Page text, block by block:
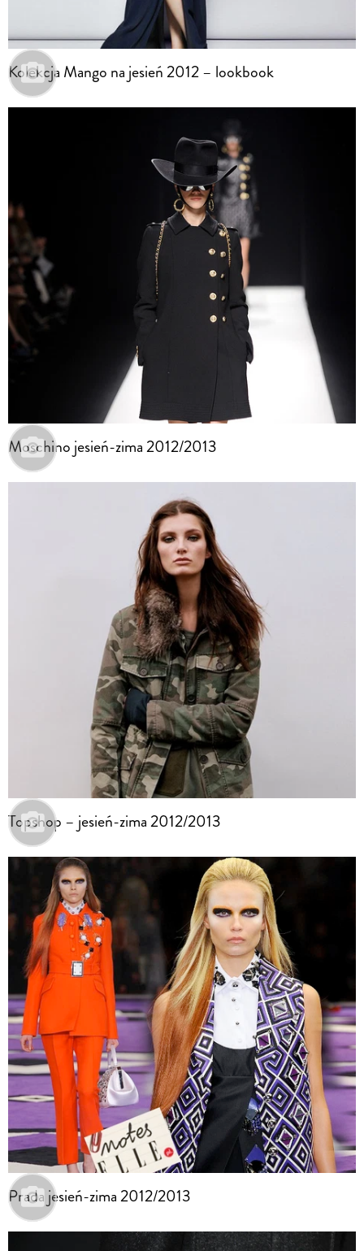
Kolekcja Mango na jesień 2012 – lookbook
Moschino jesień-zima 2012/2013
Topshop – jesień-zima 2012/2013
Prada jesień-zima 2012/2013